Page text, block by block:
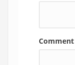
Comment